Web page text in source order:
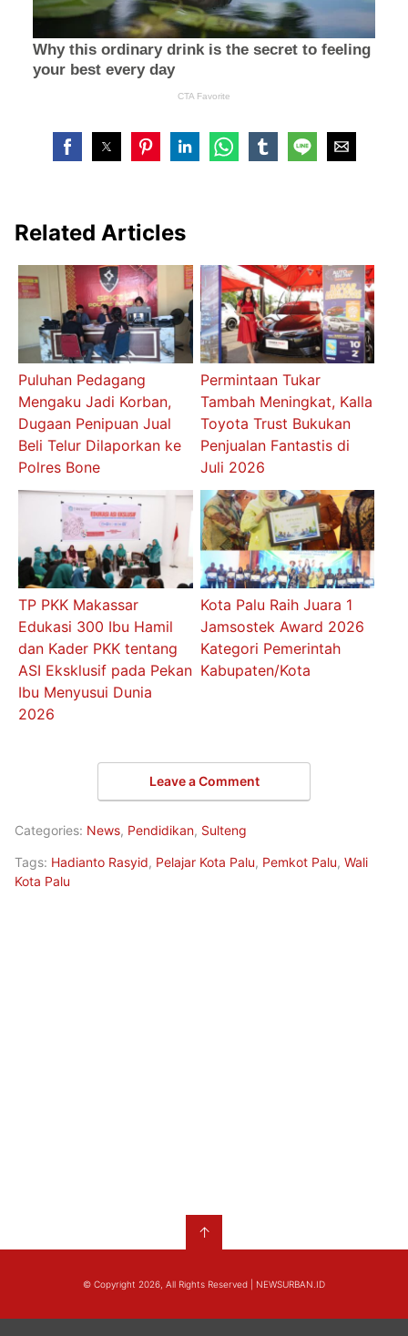
Related Articles
Puluhan Pedagang
Mengaku Jadi Korban,
Dugaan Penipuan Jual
Beli Telur Dilaporkan ke
Polres Bone
Permintaan Tukar
Tambah Meningkat, Kalla
Toyota Trust Bukukan
Penjualan Fantastis di
Juli 2026
TP PKK Makassar
Edukasi 300 Ibu Hamil
dan Kader PKK tentang
ASI Eksklusif pada Pekan
Ibu Menyusui Dunia
2026
Kota Palu Raih Juara 1
Jamsostek Award 2026
Kategori Pemerintah
Kabupaten/Kota
Leave a Comment
Categories: News, Pendidikan, Sulteng
Tags: Hadianto Rasyid, Pelajar Kota Palu, Pemkot Palu, Wali
Kota Palu
↑
© Copyright 2026, All Rights Reserved | NEWSURBAN.ID